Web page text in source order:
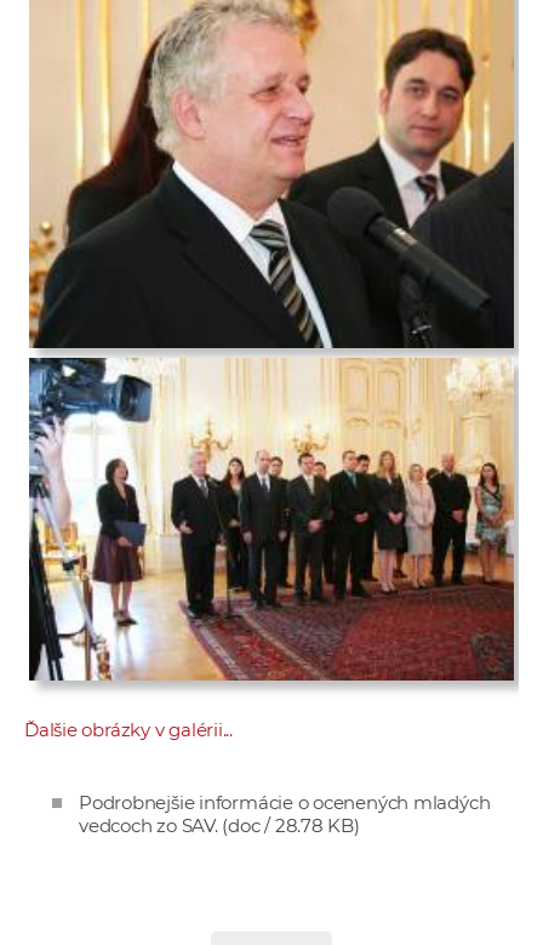
Ďalšie obrázky v galérii...
Podrobnejšie informácie o ocenených mladých
vedcoch zo SAV. (doc / 28.78 KB)